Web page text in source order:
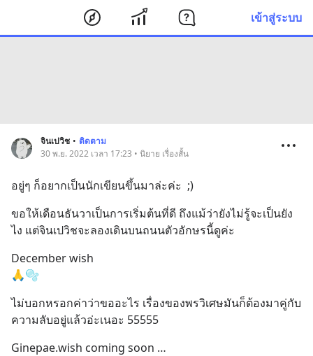
เข้าสู่ระบบ
จินเปวิช • ติดตาม
30 พ.ย. 2022 เวลา 17:23 • นิยาย เรื่องสั้น
อยู่ๆ ก็อยากเป็นนักเขียนขึ้นมาล่ะค่ะ  ;)
ขอให้เดือนธันวาเป็นการเริ่มต้นที่ดี ถึงแม้ว่ายังไม่รู้จะเป็นยัง
ไง แต่จินเปวิชจะลองเดินบนถนนตัวอักษรนี้ดูค่ะ
December wish
🙏🫧
ไม่บอกหรอกค่าว่าขออะไร เรื่องของพรวิเศษมันก็ต้องมาคู่กับ
ความลับอยู่แล้วอ่ะเนอะ 55555
Ginepae.wish coming soon …